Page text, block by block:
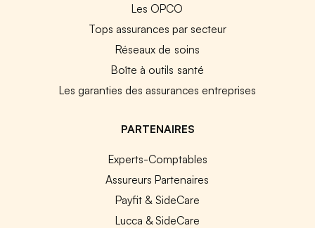
Les OPCO
Tops assurances par secteur
Réseaux de soins
Boîte à outils santé
Les garanties des assurances entreprises
PARTENAIRES
Experts-Comptables
Assureurs Partenaires
Payfit & SideCare
Lucca & SideCare